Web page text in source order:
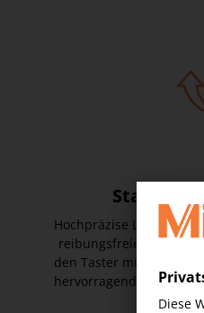
Starres
Hochpräzise Luftlager
reibungsfreie
den Taster mühelos
hervorragende